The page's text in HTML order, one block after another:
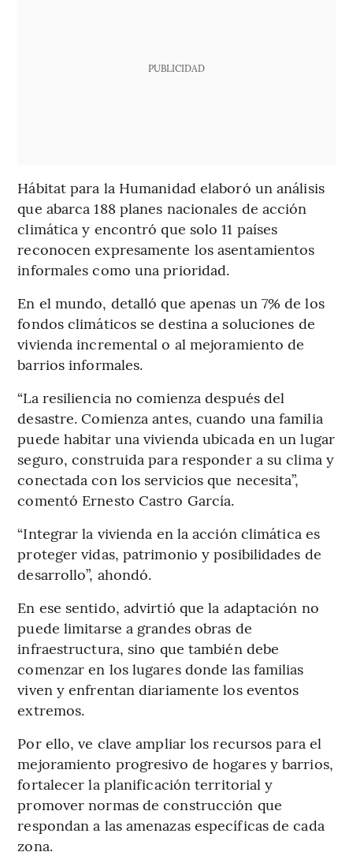
PUBLICIDAD
Hábitat para la Humanidad elaboró un análisis
que abarca 188 planes nacionales de acción
climática y encontró que solo 11 países
reconocen expresamente los asentamientos
informales como una prioridad.
En el mundo, detalló que apenas un 7% de los
fondos climáticos se destina a soluciones de
vivienda incremental o al mejoramiento de
barrios informales.
“La resiliencia no comienza después del
desastre. Comienza antes, cuando una familia
puede habitar una vivienda ubicada en un lugar
seguro, construida para responder a su clima y
conectada con los servicios que necesita”,
comentó Ernesto Castro García.
“Integrar la vivienda en la acción climática es
proteger vidas, patrimonio y posibilidades de
desarrollo”, ahondó.
En ese sentido, advirtió que la adaptación no
puede limitarse a grandes obras de
infraestructura, sino que también debe
comenzar en los lugares donde las familias
viven y enfrentan diariamente los eventos
extremos.
Por ello, ve clave ampliar los recursos para el
mejoramiento progresivo de hogares y barrios,
fortalecer la planificación territorial y
promover normas de construcción que
respondan a las amenazas específicas de cada
zona.